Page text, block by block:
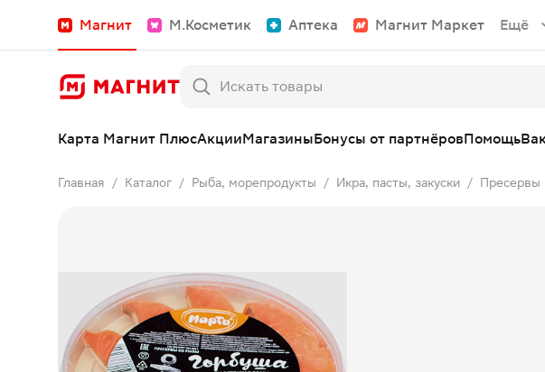
Магнит М.Косметик Аптека Магнит Маркет Ещё
Карта Магнит ПлюсАкцииМагазиныБонусы от партнёровПомощь
Главная / Каталог / Рыба, морепродукты / Икра, пасты, закуски / Пресервы